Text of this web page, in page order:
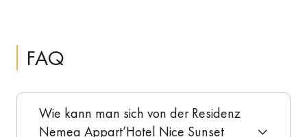
FAQ
Wie kann man sich von der Residenz
Nemea Appart’Hotel Nice Sunset